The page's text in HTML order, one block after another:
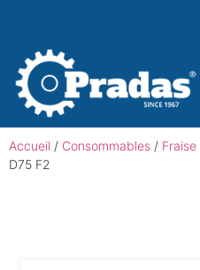
Accueil / Consommables / Fraise
D75 F2